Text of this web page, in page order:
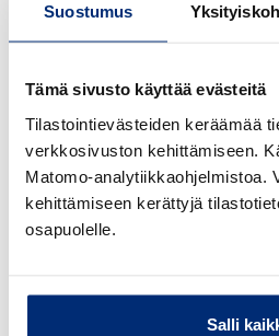
Suostumus
Tämä sivusto käyttää evästeitä
Tilastointievästeiden keräämää
verkkosivuston kehittämiseen.
Matomo-analytiikkaohjelmistoa.
kehittämiseen kerättyjä
osapuolelle.
Salli
toimivat
Radiotaajuuspolitiikkaryhmä
neuvoa-antava ryhmä, joka
komissiota
Ryhmä koostuu EU-
komission edustajista. Muun
edustajat osallistuvat
Niiden tarkoituksena on
komissiota strategisella